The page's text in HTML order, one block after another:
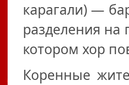
карагали) —
разделения на
котором хор
Коренные